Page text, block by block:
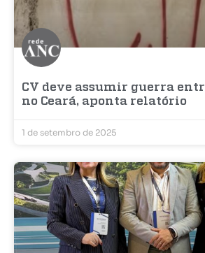
CV deve assumir guerra
no Ceará, aponta relatório
1 de setembro de 2025